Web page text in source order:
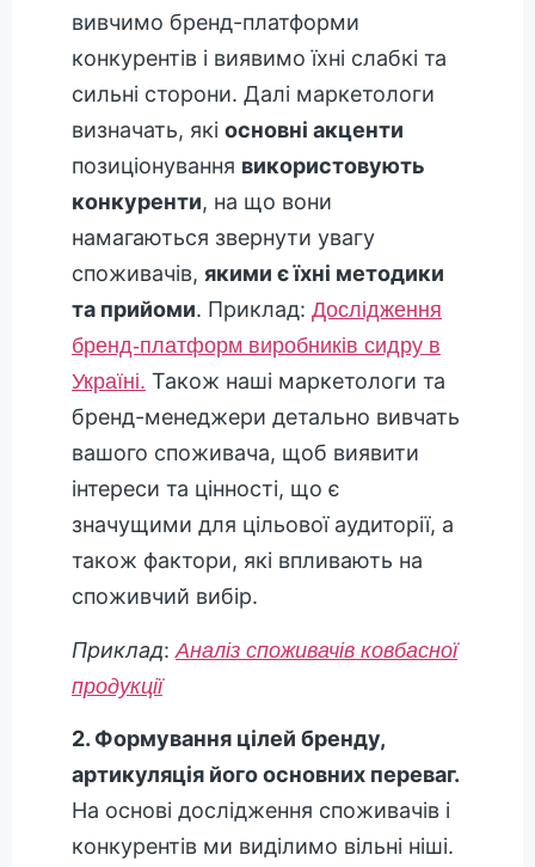
вивчимо бренд-платформи
конкурентів і виявимо їхні слабкі та
сильні сторони. Далі маркетологи
визначать, які основні акценти
позиціонування використовують
конкуренти, на що вони
намагаються звернути увагу
споживачів, якими є їхні методики
та прийоми. Приклад: Дослідження
бренд-платформ виробників сидру в
Україні. Також наші маркетологи та
бренд-менеджери детально вивчать
вашого споживача, щоб виявити
інтереси та цінності, що є
значущими для цільової аудиторії, а
також фактори, які впливають на
споживчий вибір.
Приклад: Аналіз споживачів ковбасної
продукції
2. Формування цілей бренду,
артикуляція його основних переваг.
На основі дослідження споживачів і
конкурентів ми виділимо вільні ніші.